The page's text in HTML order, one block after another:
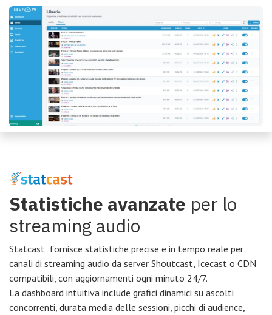
Statistiche avanzate per lo
streaming audio
Statcast fornisce statistiche precise e in tempo reale per
canali di streaming audio da server Shoutcast, Icecast o CDN
compatibili, con aggiornamenti ogni minuto 24/7.
La dashboard intuitiva include grafici dinamici su ascolti
concorrenti, durata media delle sessioni, picchi di audience,